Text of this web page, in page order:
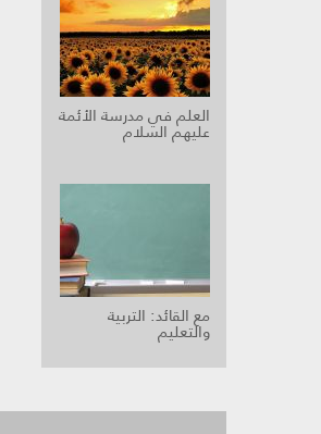
العلم في مدرسة الأئمة
عليهم السلام
مع القائد: التربية
والتعليم‏